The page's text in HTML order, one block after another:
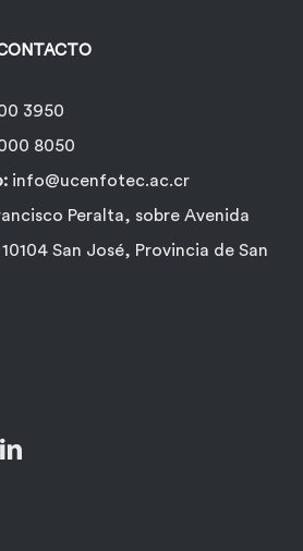
de
producto
3950
8050
info@ucenfotec.ac.cr
Peralta, sobre Avenida
San José, Provincia de San